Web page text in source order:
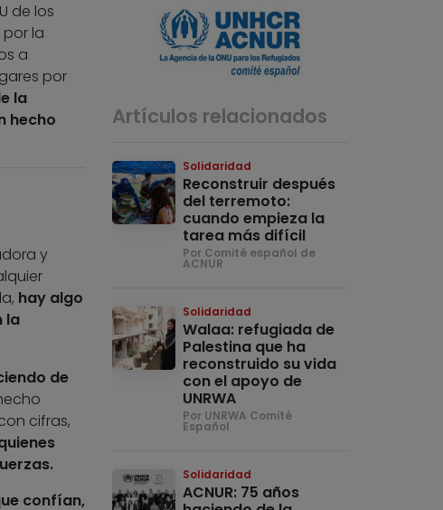
de los
la
a
por
la
hecho
y
hay algo
la
de
cifras,
confían,
Artículos relacionados
Solidaridad
Reconstruir después
del terremoto:
cuando empieza la
tarea más difícil
Por Comité español de
ACNUR
Solidaridad
Walaa: refugiada de
Palestina que ha
reconstruido su vida
con el apoyo de
UNRWA
Por UNRWA Comité
Español
Solidaridad
ACNUR: 75 años